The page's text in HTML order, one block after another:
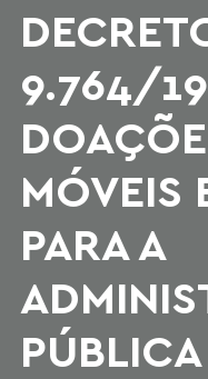
9.764/19
MÓVEIS
PARA A